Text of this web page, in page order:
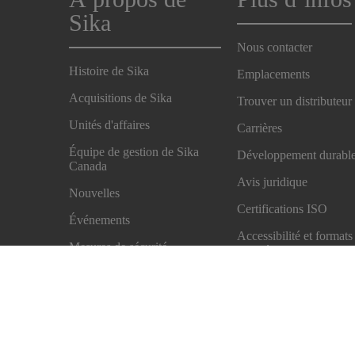
Sika
Histoire de Sika
Acquisitions de Sika
Unités d'affaires
Équipe de gestion de Sika
Canada
Nouvelles
Événements
Mesures de sécurité
Nous contacter
Emplacements
Trouver un distributeur
Carrières
Développement
Avis juridique
Certifications ISO
Accessibilité et formats
adaptés